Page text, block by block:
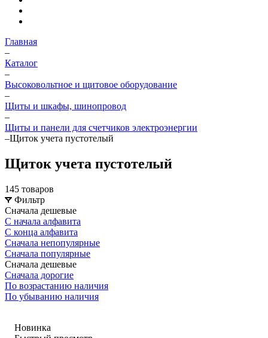
Главная
–
Каталог
–
Высоковольтное и щитовое оборудование
–
Щиты и шкафы, шинопровод
–
Щиты и панели для счетчиков электроэнергии
–Щиток учета пустотелый
Щиток учета пустотелый
145 товаров
Фильтр
Сначала дешевые
С начала алфавита
С конца алфавита
Сначала непопулярные
Сначала популярные
Сначала дешевые
Сначала дорогие
По возрастанию наличия
По убыванию наличия
Новинка